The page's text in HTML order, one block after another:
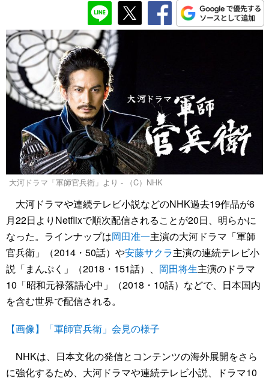
大河ドラマ「軍師官兵衛」より - （C）NHK
大河ドラマや連続テレビ小説などのNHK過去19作品が6
月22日よりNetflixで順次配信されることが20日、明らかに
なった。ラインナップは岡田准一主演の大河ドラマ「軍師
官兵衛」（2014・50話）や安藤サクラ主演の連続テレビ小
説「まんぷく」（2018・151話）、 岡田将生主演のドラマ
10「昭和元禄落語心中」（2018・10話）などで、日本国内
を含む世界で配信される。
【画像】「軍師官兵衛」会見の様子
NHKは、日本文化の発信とコンテンツの海外展開をさら
に強化するため、大河ドラマや連続テレビ小説、ドラマ10